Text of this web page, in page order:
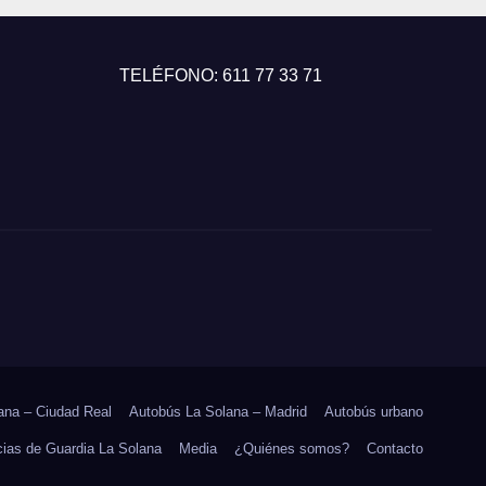
TELÉFONO: 611 77 33 71
– Ciudad Real Autobús La Solana – Madrid Autobús urbano
de Guardia La Solana Media ¿Quiénes somos? Contacto